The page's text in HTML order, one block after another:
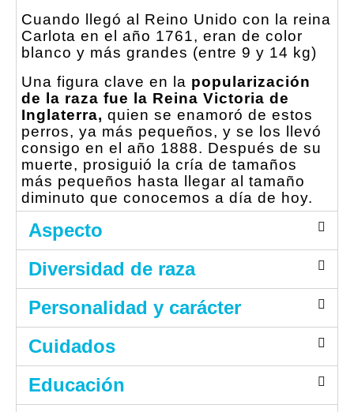
Cuando llegó al Reino Unido con la reina
Carlota en el año 1761, eran de color
blanco y más grandes (entre 9 y 14 kg)
Una figura clave en la popularización
de la raza fue la Reina Victoria de
Inglaterra, quien se enamoró de estos
perros, ya más pequeños, y se los llevó
consigo en el año 1888. Después de su
muerte, prosiguió la cría de tamaños
más pequeños hasta llegar al tamaño
diminuto que conocemos a día de hoy.
Aspecto
Diversidad de raza
Personalidad y carácter
Cuidados
Educación